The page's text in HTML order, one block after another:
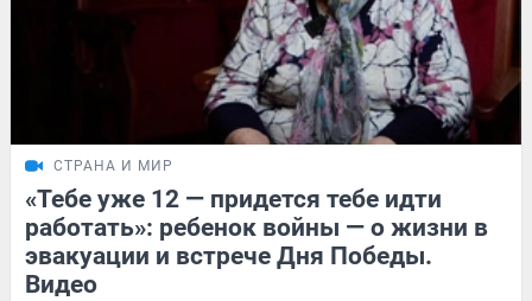
СТРАНА И МИР
«Тебе уже 12 — придется тебе идти
работать»: ребенок войны — о жизни в
эвакуации и встрече Дня Победы.
Видео